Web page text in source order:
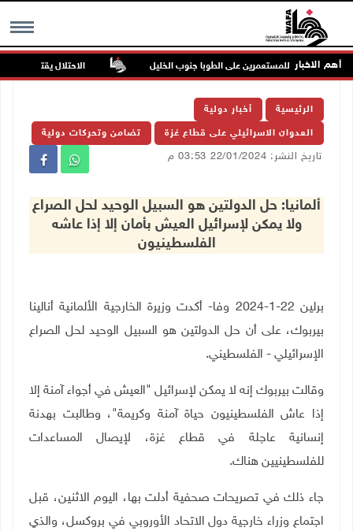
MENU أهم الاخبار
في هجوم للمستعمرين على الطوبا جنوب الخليل الاحتلال يقتحم عورتا
الرئيسية أخبار دولية
العدوان الاسرائيلي على قطاع غزة تضامن وتحركات دولية
تاريخ النشر: 22/01/2024 03:53 م
ألمانيا: حل الدولتين هو السبيل الوحيد لحل الصراع
ولا يمكن لإسرائيل العيش بأمان إلا إذا عاشه
الفلسطينيون
برلين 22-1-2024 وفا- أكدت وزيرة الخارجية الألمانية أنالينا
بيربوك، على أن حل الدولتين هو السبيل الوحيد لحل الصراع
الإسرائيلي - الفلسطيني.
وقالت بيربوك إنه لا يمكن لإسرائيل "العيش في أجواء آمنة إلا
إذا عاش الفلسطينيون حياة آمنة وكريمة" ، وطالبت بهدنة
إنسانية عاجلة في قطاع غزة، لإيصال المساعدات
للفلسطينيين هناك.
جاء ذلك في تصريحات صحفية أدلت بها، اليوم الاثنين، قبل
اجتماع وزراء خارجية دول الاتحاد الأوروبي في بروكسل، والذي